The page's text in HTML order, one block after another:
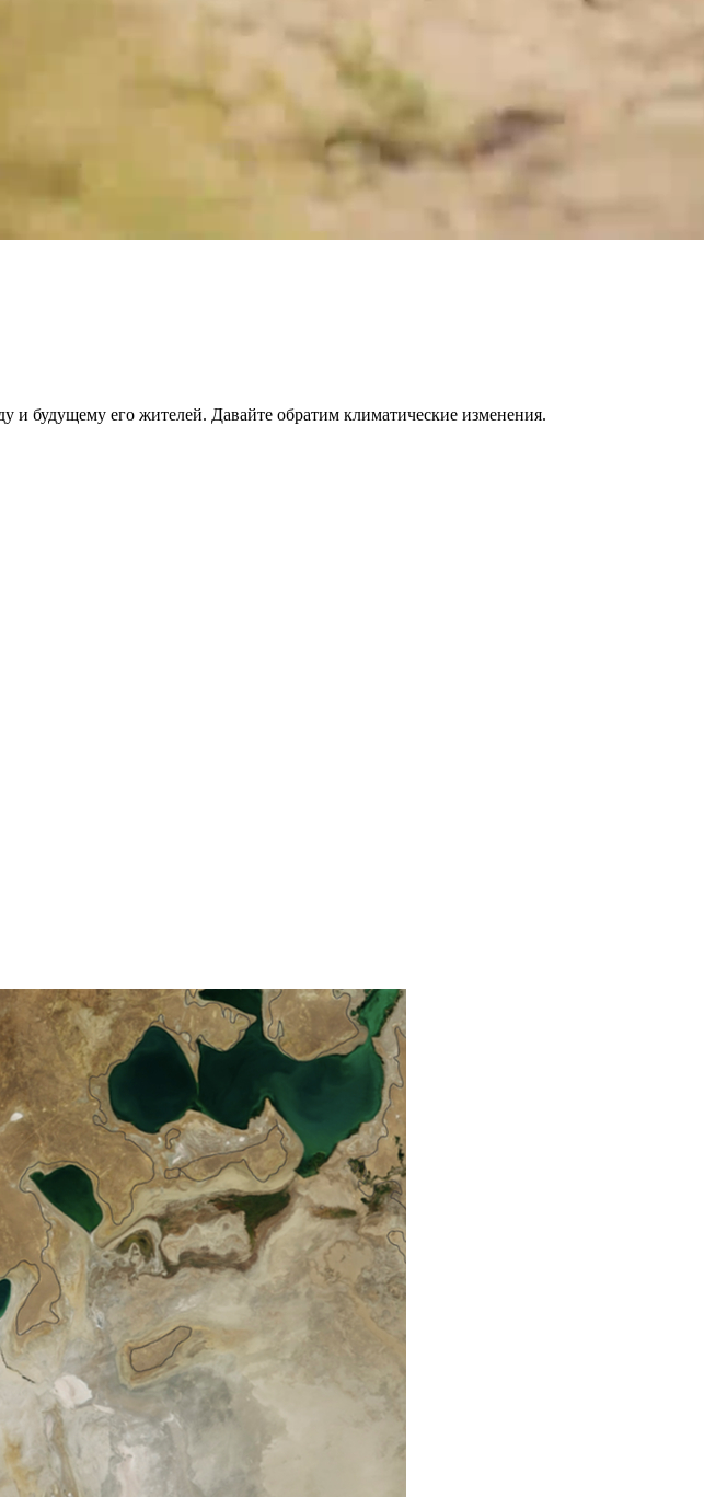
и будущему его жителей. Давайте обратим климатические изменения.